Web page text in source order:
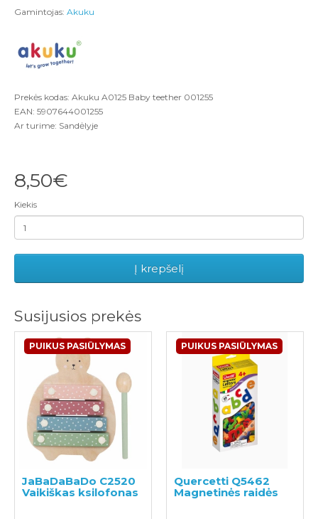
Gamintojas: Akuku
Prekės kodas: Akuku A0125 Baby teether 001255
EAN: 5907644001255
Ar turime: Sandėlyje
8,50€
Kiekis
Į krepšelį
Susijusios prekės
PUIKUS PASIŪLYMAS
JaBaDaBaDo C2520
Vaikiškas ksilofonas
PUIKUS PASIŪLYMAS
Quercetti Q5462
Magnetinės raidės